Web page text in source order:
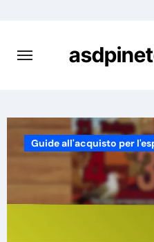
content
Guide all'acquisto per